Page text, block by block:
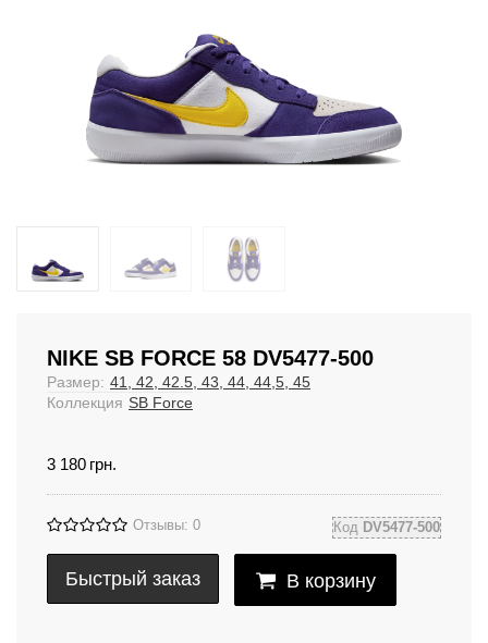
NIKE SB FORCE 58 DV5477-500
Размер: 41, 42, 42.5, 43, 44, 44,5, 45
Коллекция SB Force
3 180 грн.
Отзывы: 0 Код DV5477-500
Быстрый заказ В корзину